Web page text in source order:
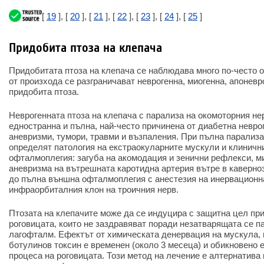
[ 19 ], [ 20 ], [ 21 ], [ 22 ], [ 23 ], [ 24 ], [ 25 ]
Придобита птоза на клепача
Придобитата птоза на клепача се наблюдава много по-често
от произхода се разграничават неврогенна, миогенна,
придобита птоза.
Неврогенната птоза на клепача с парализа на окомоторния
едностранна и пълна, най-често причинена от диабетна
аневризми, тумори, травми и възпаления. При пълна
определят патология на екстраокуларните мускули и
офталмоплегия: загуба на акомодация и зенични рефлекси,
аневризма на вътрешната каротидна артерия вътре в
до пълна външна офталмоплегия с анестезия на
инфраорбиталния клон на троичния нерв.
Птозата на клепачите може да се индуцира с защитна цел
роговицата, които не заздравяват поради незатварящата се
лагофталм. Ефектът от химическата денервация на мускула,
ботулинов токсин е временен (около 3 месеца) и обикновено
процеса на роговицата. Този метод на лечение е